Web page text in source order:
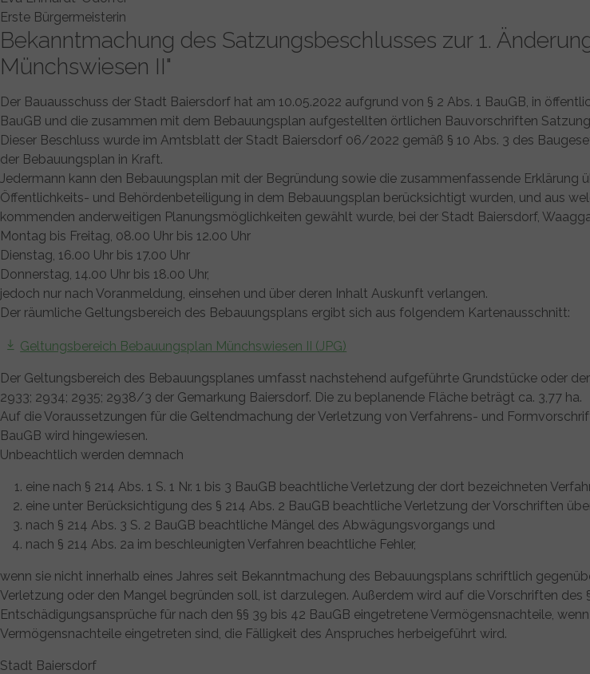
Erste Bürgermeisterin
Bekanntmachung des Satzungsbeschlusses zur 1.
Münchswiesen II"
Der Bauausschuss der Stadt Baiersdorf hat am 10.05.2022 aufgrund von § 2 Abs. 1 BauGB, in
BauGB und die zusammen mit dem Bebauungsplan aufgestellten örtlichen Bauvorschriften
Dieser Beschluss wurde im Amtsblatt der Stadt Baiersdorf 06/2022 gemäß § 10 Abs. 3 des
der Bebauungsplan in Kraft.
Jedermann kann den Bebauungsplan mit der Begründung sowie die zusammenfassende Erklärung
Öffentlichkeits- und Behördenbeteiligung in dem Bebauungsplan berücksichtigt wurden, und aus
kommenden anderweitigen Planungsmöglichkeiten gewählt wurde, bei der Stadt Baiersdorf,
Montag bis Freitag, 08.00 Uhr bis 12.00 Uhr
Dienstag, 16.00 Uhr bis 17.00 Uhr
Donnerstag, 14.00 Uhr bis 18.00 Uhr,
jedoch nur nach Voranmeldung, einsehen und über deren Inhalt Auskunft verlangen.
Der räumliche Geltungsbereich des Bebauungsplans ergibt sich aus folgendem Kartenausschnitt:
Geltungsbereich Bebauungsplan Münchswiesen II (JPG)
Der Geltungsbereich des Bebauungsplanes umfasst nachstehend aufgeführte Grundstücke oder
2933; 2934; 2935; 2938/3 der Gemarkung Baiersdorf. Die zu beplanende Fläche beträgt ca. 3,77 ha.
Auf die Voraussetzungen für die Geltendmachung der Verletzung von Verfahrens- und
BauGB wird hingewiesen.
Unbeachtlich werden demnach
eine nach § 214 Abs. 1 S. 1 Nr. 1 bis 3 BauGB beachtliche Verletzung der dort bezeichneten
eine unter Berücksichtigung des § 214 Abs. 2 BauGB beachtliche Verletzung der Vorschriften
nach § 214 Abs. 3 S. 2 BauGB beachtliche Mängel des Abwägungsvorgangs und
nach § 214 Abs. 2a im beschleunigten Verfahren beachtliche Fehler,
wenn sie nicht innerhalb eines Jahres seit Bekanntmachung des Bebauungsplans schriftlich
Verletzung oder den Mangel begründen soll, ist darzulegen. Außerdem wird auf die Vorschriften
Entschädigungsansprüche für nach den §§ 39 bis 42 BauGB eingetretene Vermögensnachteile,
Vermögensnachteile eingetreten sind, die Fälligkeit des Anspruches herbeigeführt wird.
Stadt Baiersdorf